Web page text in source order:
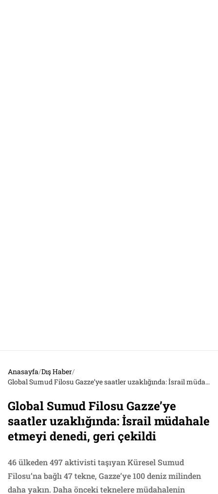
Anasayfa/Dış Haber/
Global Sumud Filosu Gazze’ye saatler uzaklığında: İsrail müdahale etmeyi denedi, geri çekildi
Global Sumud Filosu Gazze’ye
saatler uzaklığında: İsrail müdahale
etmeyi denedi, geri çekildi
46 ülkeden 497 aktivisti taşıyan Küresel Sumud
Filosu’na bağlı 47 tekne, Gazze’ye 100 deniz milinden
daha yakın. Daha önceki teknelere müdahalenin